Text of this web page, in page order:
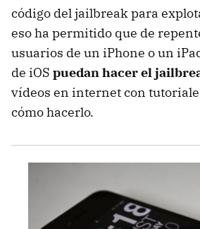
código del jailbreak para
eso ha permitido que de
usuarios de un iPhone o un
de iOS puedan hacer el
vídeos en internet con
cómo hacerlo.